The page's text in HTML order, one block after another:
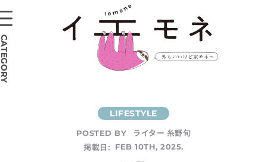
POSTED BY
ライター 糸野旬
掲載日:
FEB 10TH, 2025.